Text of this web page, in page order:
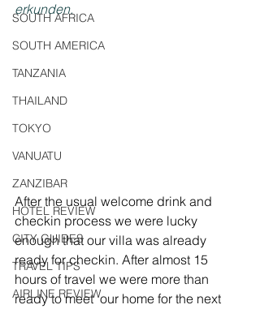
SOUTH AFRICA
SOUTH AMERICA
TANZANIA
THAILAND
TOKYO
VANUATU
ZANZIBAR
HOTEL REVIEW
CITY GUIDES
TRAVEL TIPS
AIRLINE REVIEW
erkunden.
After the usual welcome drink and
checkin process we were lucky
enough that our villa was already
ready for checkin. After almost 15
hours of travel we were more than
ready to meet  our home for the next